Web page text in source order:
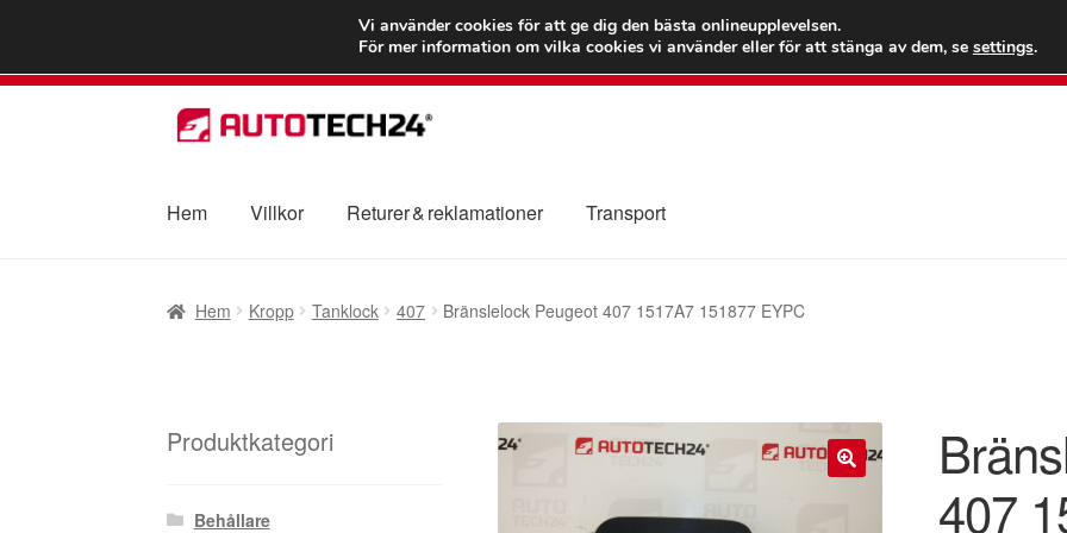
FRAKT från 75 kr
Ring
Hoppa
till
Hoppa
till
Hem Villkor Returer & reklamationer Transport
Hem Kropp Tanklock 407 Bränslelock Peugeot 407 1517A7 151877 EYPC
407
Produktkategori
Behållare
Vi använder cookies för att ge dig den bästa onlineupplevelsen.
För mer information om vilka cookies vi använder eller för att stänga av dem, se settings.